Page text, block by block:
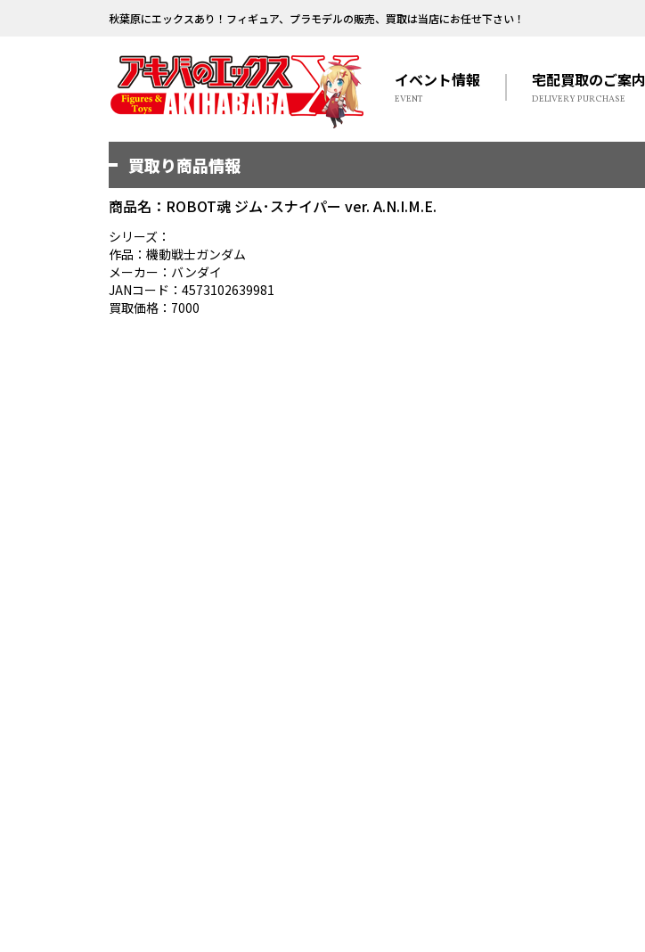
秋葉原にエックスあり！フィギュア、プラモデルの販売、買取は当店にお任せ下さい！
イベント情報
EVENT
宅配買取のご案内
DELIVERY PURCHASE
買取り商品情報
商品名：ROBOT魂 ジム･スナイパー ver. A.N.I.M.E.
シリーズ：
作品：機動戦士ガンダム
メーカー：バンダイ
JANコード：4573102639981
買取価格：7000